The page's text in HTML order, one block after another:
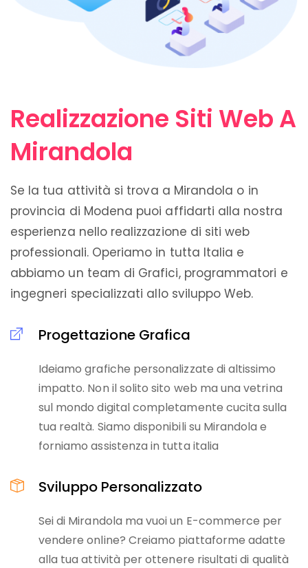
Realizzazione Siti Web A
Mirandola
Se la tua attività si trova a Mirandola o in
provincia di Modena puoi affidarti alla nostra
esperienza nello realizzazione di siti web
professionali. Operiamo in tutta Italia e
abbiamo un team di Grafici, programmatori e
ingegneri specializzati allo sviluppo Web.
Progettazione Grafica
Ideiamo grafiche personalizzate di altissimo
impatto. Non il solito sito web ma una vetrina
sul mondo digital completamente cucita sulla
tua realtà. Siamo disponibili su Mirandola e
forniamo assistenza in tutta italia
Sviluppo Personalizzato
Sei di Mirandola ma vuoi un E-commerce per
vendere online? Creiamo piattaforme adatte
alla tua attività per ottenere risultati di qualità